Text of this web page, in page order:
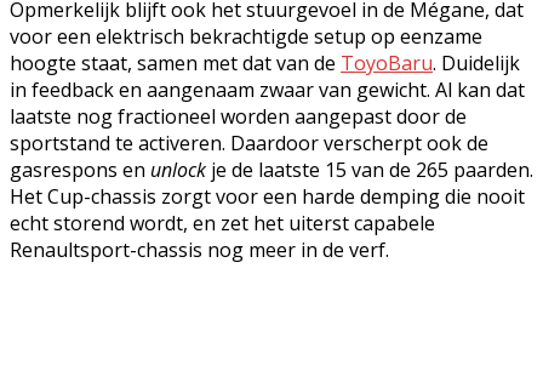
Opmerkelijk blijft ook het stuurgevoel in de Mégane, dat
voor een elektrisch bekrachtigde setup op eenzame
hoogte staat, samen met dat van de ToyoBaru. Duidelijk
in feedback en aangenaam zwaar van gewicht. Al kan dat
laatste nog fractioneel worden aangepast door de
sportstand te activeren. Daardoor verscherpt ook de
gasrespons en unlock je de laatste 15 van de 265 paarden.
Het Cup-chassis zorgt voor een harde demping die nooit
echt storend wordt, en zet het uiterst capabele
Renaultsport-chassis nog meer in de verf.